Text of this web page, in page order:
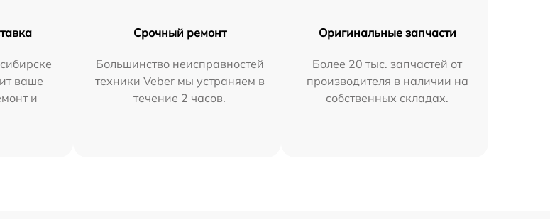
ваше
и
Срочный ремонт
Большинство неисправностей
техники Veber мы устраняем в
течение 2 часов.
Оригинальные запчасти
Более 20 тыс. запчастей от
производителя в наличии на
собственных складах.